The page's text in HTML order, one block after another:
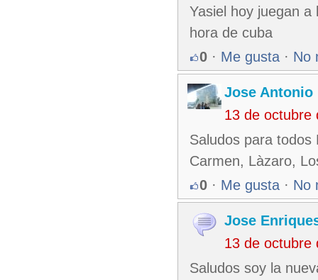
Yasiel hoy juegan
hora de cuba
0 · Me gusta · No
Jose Antonio
13 de octubre
Saludos para todos
Carmen, Làzaro,
0 · Me gusta · No
Jose
13 de octubre
Saludos soy la